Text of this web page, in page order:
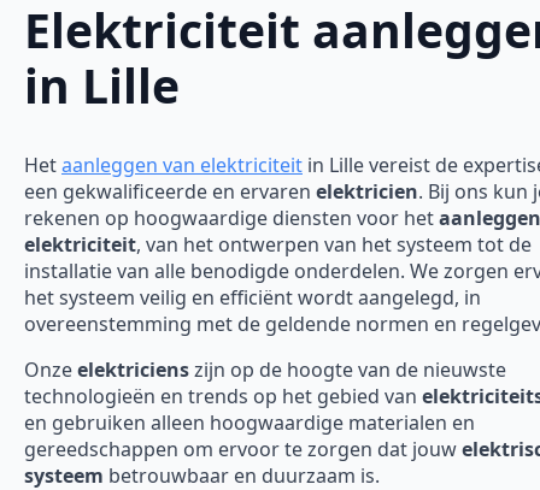
Elektriciteit
in Lille
Hetaanleggen van elektriciteit in Lille vereist de
een gekwalificeerde en ervaren elektricien. Bij ons kun
rekenen op hoogwaardige diensten voor het
elektriciteit, van het ontwerpen van het systeem tot de
installatie van alle benodigde onderdelen. We zorgen
het systeem veilig en efficiënt wordt aangelegd, in
overeenstemming met de geldende normen en
Onzeelektricienszijn op de hoogte van de nieuwste
technologieën en trends op het gebied van
en gebruiken alleen hoogwaardige materialen en
gereedschappen om ervoor te zorgen dat jouw
systeem betrouwbaar en duurzaam is.